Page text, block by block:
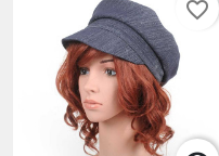
favorite_border